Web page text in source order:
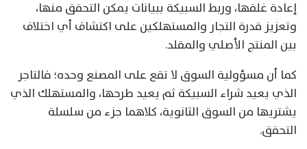
إعادة غلقها، وربط السبيكة ببيانات يمكن التحقق منها،
وتعزيز قدرة التجار والمستهلكين على اكتشاف أي اختلاف
بين المنتج الأصلي والمقلد.
كما أن مسؤولية السوق لا تقع على المصنع وحده؛ فالتاجر
الذي يعيد شراء السبيكة ثم يعيد طرحها، والمستهلك الذي
يشتريها من السوق الثانوية، كلاهما جزء من سلسلة
التحقق.